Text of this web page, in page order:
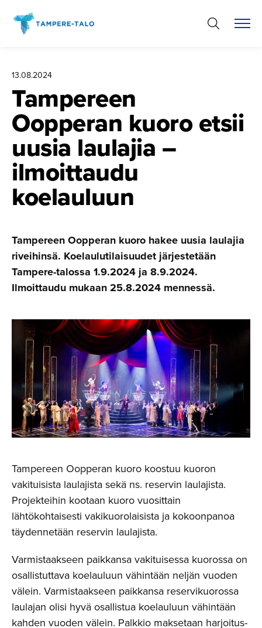
sisältöön
13.08.2024
Tampereen
Oopperan kuoro etsii
uusia laulajia –
ilmoittaudu
koelauluun
Tampereen Oopperan kuoro hakee uusia laulajia
riveihinsä. Koelaulutilaisuudet järjestetään
Tampere-talossa 1.9.2024 ja 8.9.2024.
Ilmoittaudu mukaan 25.8.2024 mennessä.
Tampereen Oopperan kuoro koostuu kuoron
vakituisista laulajista sekä ns. reservin laulajista.
Projekteihin kootaan kuoro vuosittain
lähtökohtaisesti vakikuorolaisista ja kokoonpanoa
täydennetään reservin laulajista.
Varmistaakseen paikkansa vakituisessa kuorossa on
osallistuttava koelauluun vähintään neljän vuoden
välein. Varmistaakseen paikkansa reservikuorossa
laulajan olisi hyvä osallistua koelauluun vähintään
kahden vuoden välein. Palkkio maksetaan harjoitus-